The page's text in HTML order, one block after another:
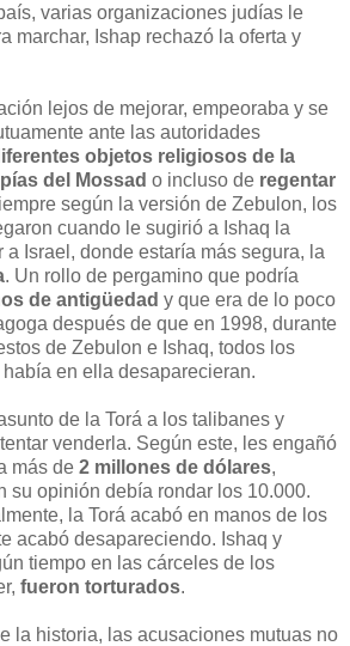
varias organizaciones judías le
marchar, Ishap rechazó la oferta y
lejos de mejorar, empeoraba y se
ante las autoridades
objetos religiosos de la
del Mossad o incluso de regentar
según la versión de Zebulon, los
cuando le sugirió a Ishaq la
Israel, donde estaría más segura, la
. Un rollo de pergamino que podría
de antigüedad y que era de lo poco
después de que en 1998, durante
de Zebulon e Ishaq, todos los
en ella desaparecieran.
de la Torá a los talibanes y
venderla. Según este, les engañó
más de 2 millones de dólares,
su opinión debía rondar los 10.000.
la Torá acabó en manos de los
acabó desapareciendo. Ishaq y
tiempo en las cárceles de los
fueron torturados.
la historia, las acusaciones mutuas no